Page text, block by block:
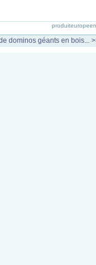
produiteuropeen
dominos géants en bois...